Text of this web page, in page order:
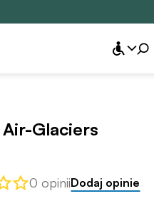
Air-Glaciers
0 opiniiDodaj opinie